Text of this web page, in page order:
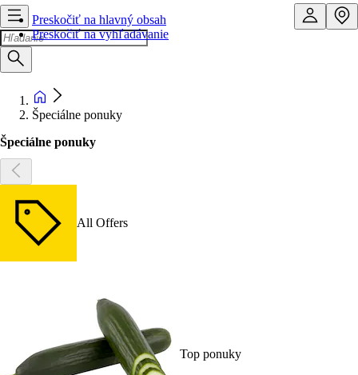
Preskočiť na hlavný obsah
Preskočiť na vyhľadávanie
Špeciálne ponuky
Špeciálne ponuky
All Offers
Top ponuky